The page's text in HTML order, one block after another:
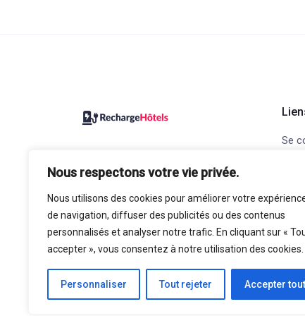
Nous respectons votre vie privée.
Nous utilisons des cookies pour améliorer votre
de navigation, diffuser des publicités ou des contenus
personnalisés et analyser notre trafic. En cliquant sur «
accepter », vous consentez à notre utilisation des cookies.
Personnaliser Tout rejeter Accepter tout
trouver votre prochain hôtel avec
bornes de recharge pour voiture
électrique.
Se